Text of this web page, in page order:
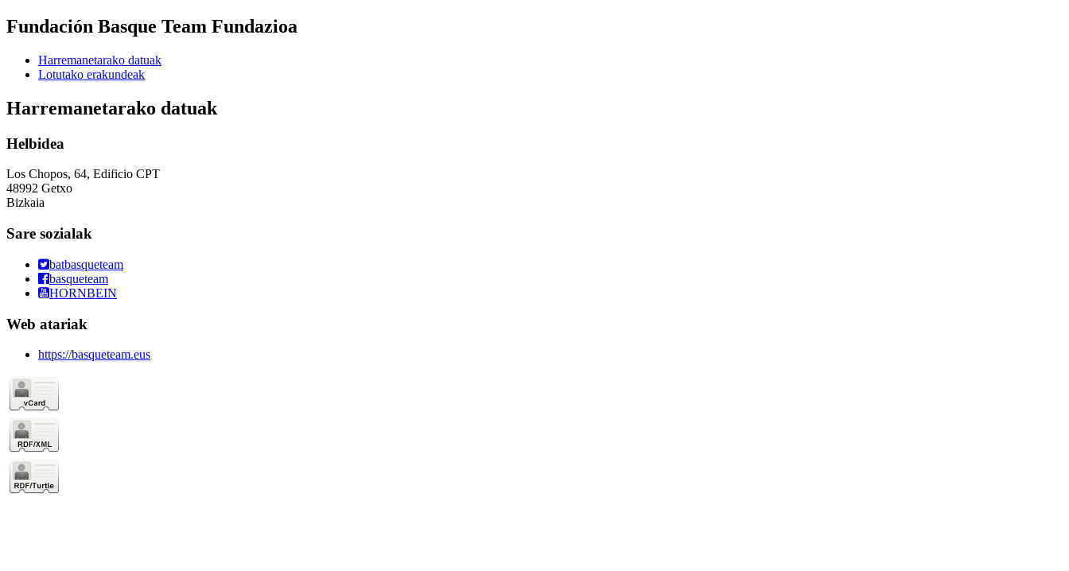
Fundación Basque Team Fundazioa
Harremanetarako datuak
Lotutako erakundeak
Harremanetarako datuak
Helbidea
Los Chopos, 64, Edificio CPT
48992 Getxo
Bizkaia
Sare sozialak
batbasqueteam
basqueteam
HORNBEIN
Web atariak
https://basqueteam.eus